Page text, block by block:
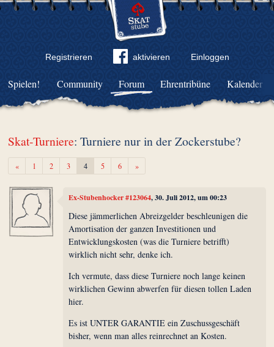
Registrieren aktivieren Einloggen
Community Forum Ehrentribüne Kalender
Spielen!
Skat-Turniere: Turniere nur in der Zockerstube?
«Zurück1 2 3 4 5 6 »Weiter
Ex-Stubenhocker #123064, 30. Juli 2012, um 00:23
Diese jämmerlichen Abreizgelder beschleunigen die
Amortisation der ganzen Investitionen und
Entwicklungskosten (was die Turniere betrifft)
wirklich nicht sehr, denke ich.
Ich vermute, dass diese Turniere noch lange keinen
wirklichen Gewinn abwerfen für diesen tollen Laden
hier.
Es ist UNTER GARANTIE ein Zuschussgeschäft
bisher, wenn man alles reinrechnet an Kosten.